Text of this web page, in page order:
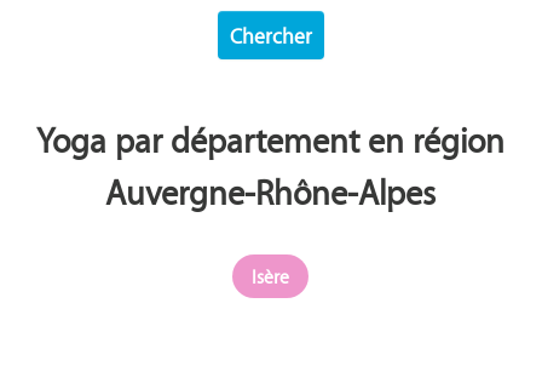
Chercher
Yoga par département en région
Auvergne-Rhône-Alpes
Isère